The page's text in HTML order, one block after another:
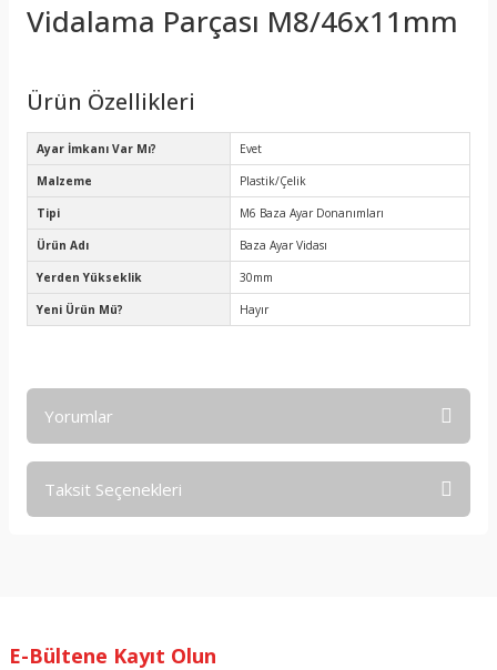
Vidalama Parçası M8/46x11mm
Ürün Özellikleri
Ayar İmkanı Var Mı? Evet
Malzeme Plastik/Çelik
Tipi M6 Baza Ayar Donanımları
Ürün Adı Baza Ayar Vidası
Yerden Yükseklik 30mm
Yeni Ürün Mü? Hayır
Yorumlar
Taksit Seçenekleri
E-Bültene Kayıt Olun